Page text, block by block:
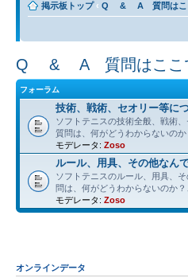
掲示板トップ ‹ Q & A 質問はこ
Q & A 質問はここ
フォーラム
技術、戦術、セオリー等に
ソフトテニスの技術全般、戦術
質問は、何がどうわからないの
モデレータ: Zoso
ルール、用具、その他なん
ソフトテニスのルール、用具、
問は、何がどうわからないのか
モデレータ: Zoso
オンラインデータ